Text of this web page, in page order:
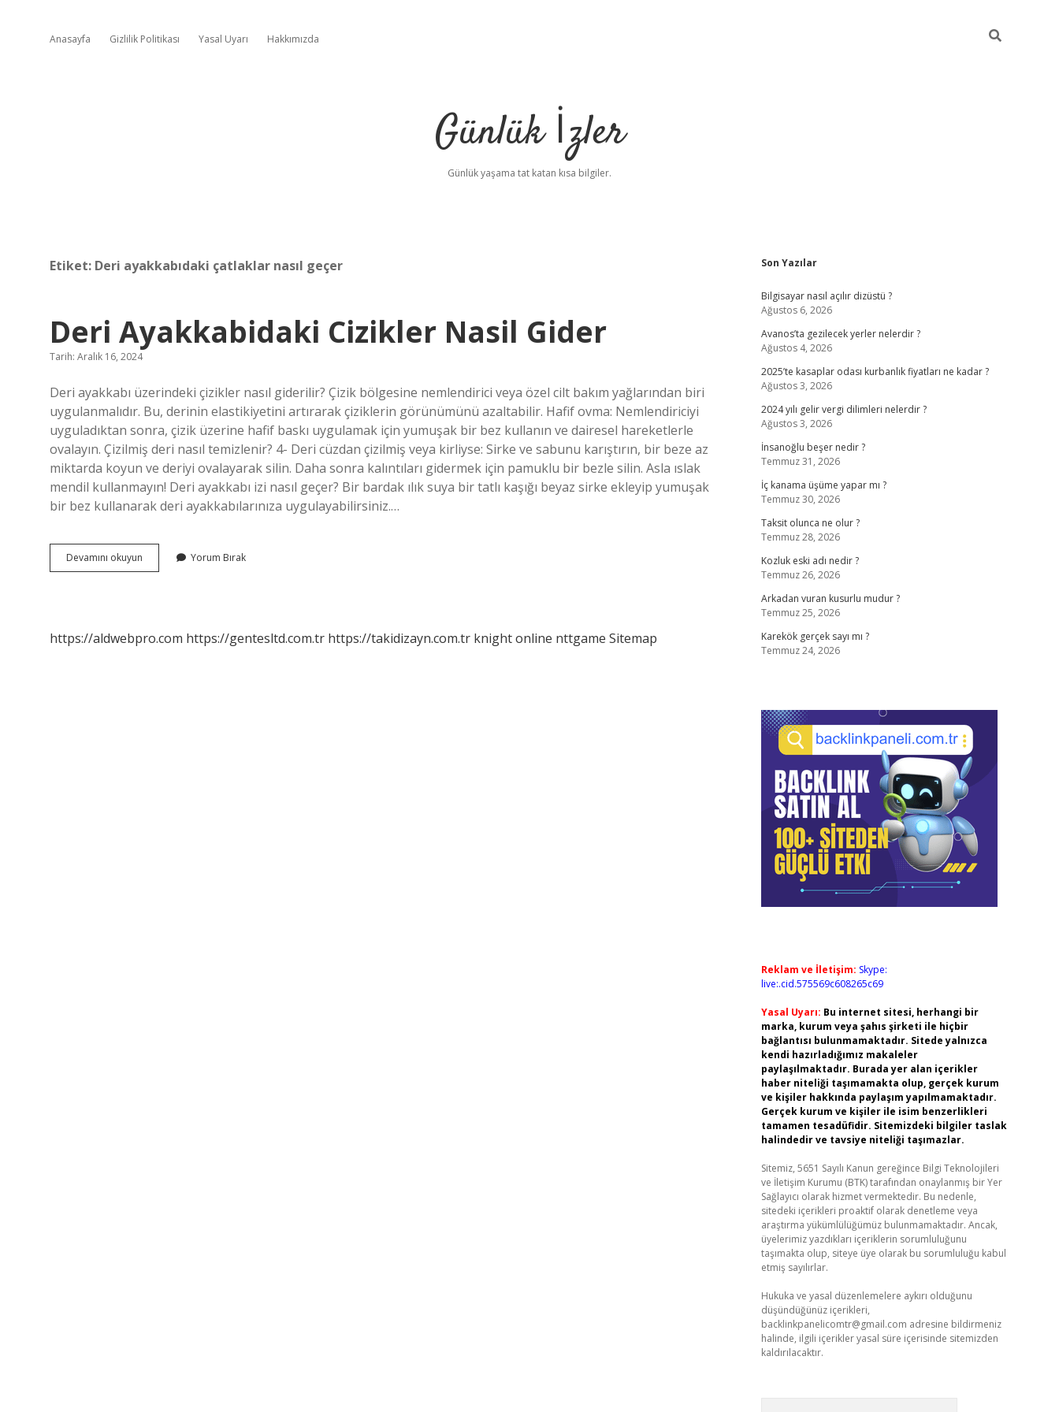
Anasayfa Gizlilik Politikası Yasal Uyarı Hakkımızda
Günlük İzler
Günlük yaşama tat katan kısa bilgiler.
Etiket: Deri ayakkabıdaki çatlaklar nasıl geçer
Deri Ayakkabidaki Cizikler Nasil Gider
Tarih: Aralık 16, 2024
Deri ayakkabı üzerindeki çizikler nasıl giderilir? Çizik bölgesine nemlendirici veya özel cilt bakım yağlarından biri
uygulanmalıdır. Bu, derinin elastikiyetini artırarak çiziklerin görünümünü azaltabilir. Hafif ovma: Nemlendiriciyi
uyguladıktan sonra, çizik üzerine hafif baskı uygulamak için yumuşak bir bez kullanın ve dairesel hareketlerle
ovalayın. Çizilmiş deri nasıl temizlenir? 4- Deri cüzdan çizilmiş veya kirliyse: Sirke ve sabunu karıştırın, bir beze az
miktarda koyun ve deriyi ovalayarak silin. Daha sonra kalıntıları gidermek için pamuklu bir bezle silin. Asla ıslak
mendil kullanmayın! Deri ayakkabı izi nasıl geçer? Bir bardak ılık suya bir tatlı kaşığı beyaz sirke ekleyip yumuşak
bir bez kullanarak deri ayakkabılarınıza uygulayabilirsiniz.…
Devamını okuyun
Ayakkabidaki
Yorum Bırak
https://aldwebpro.com https://gentesltd.com.tr https://takidizayn.com.tr knight online nttgame Sitemap
Sidebar
Son Yazılar
Bilgisayar nasıl açılır dizüstü ?
Ağustos 6, 2026
Avanos’ta gezilecek yerler nelerdir ?
Ağustos 4, 2026
2025’te kasaplar odası kurbanlık fiyatları ne kadar ?
Ağustos 3, 2026
2024 yılı gelir vergi dilimleri nelerdir ?
Ağustos 3, 2026
İnsanoğlu beşer nedir ?
Temmuz 31, 2026
İç kanama üşüme yapar mı ?
Temmuz 30, 2026
Taksit olunca ne olur ?
Temmuz 28, 2026
Kozluk eski adı nedir ?
Temmuz 26, 2026
Arkadan vuran kusurlu mudur ?
Temmuz 25, 2026
Karekök gerçek sayı mı ?
Temmuz 24, 2026
Reklam ve İletişim: Skype:
live:.cid.575569c608265c69
Yasal Uyarı: Bu internet sitesi, herhangi bir
marka, kurum veya şahıs şirketi ile hiçbir
bağlantısı bulunmamaktadır. Sitede yalnızca
kendi hazırladığımız makaleler
paylaşılmaktadır. Burada yer alan içerikler
haber niteliği taşımamakta olup, gerçek kurum
ve kişiler hakkında paylaşım yapılmamaktadır.
Gerçek kurum ve kişiler ile isim benzerlikleri
tamamen tesadüfidir. Sitemizdeki bilgiler taslak
halindedir ve tavsiye niteliği taşımazlar.
Sitemiz, 5651 Sayılı Kanun gereğince Bilgi Teknolojileri
ve İletişim Kurumu (BTK) tarafından onaylanmış bir Yer
Sağlayıcı olarak hizmet vermektedir. Bu nedenle,
sitedeki içerikleri proaktif olarak denetleme veya
araştırma yükümlülüğümüz bulunmamaktadır. Ancak,
üyelerimiz yazdıkları içeriklerin sorumluluğunu
taşımakta olup, siteye üye olarak bu sorumluluğu kabul
etmiş sayılırlar.
Hukuka ve yasal düzenlemelere aykırı olduğunu
düşündüğünüz içerikleri,
backlinkpanelicomtr@gmail.com adresine bildirmeniz
halinde, ilgili içerikler yasal süre içerisinde sitemizden
kaldırılacaktır.